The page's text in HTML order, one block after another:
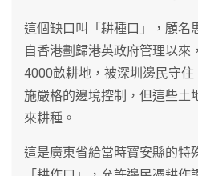
這個缺口叫「耕種口」，顧名
自香港劃歸港英政府管理以來
4000畝耕地，被深圳邊民守
施嚴格的邊境控制，但這些土
來耕種。
這是廣東省給當時寶安縣的特